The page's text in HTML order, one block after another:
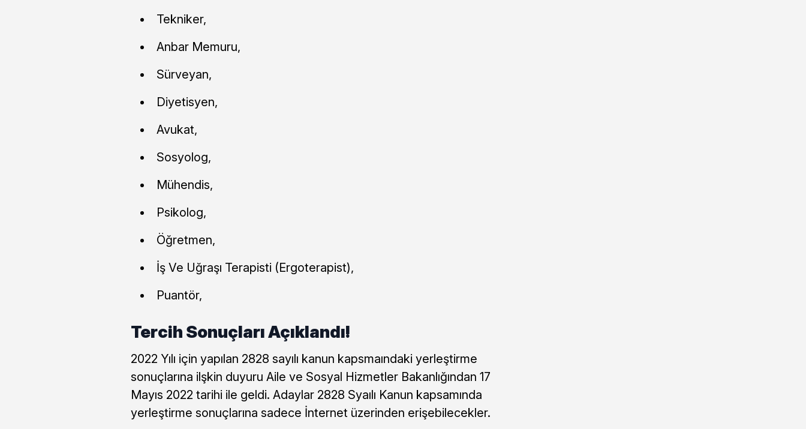
Tekniker,
Anbar Memuru,
Sürveyan,
Diyetisyen,
Avukat,
Sosyolog,
Mühendis,
Psikolog,
Öğretmen,
İş Ve Uğraşı Terapisti (Ergoterapist),
Puantör,
Tercih Sonuçları Açıklandı!
2022 Yılı için yapılan 2828 sayılı kanun kapsmaındaki yerleştirme
sonuçlarına ilşkin duyuru Aile ve Sosyal Hizmetler Bakanlığından 17
Mayıs 2022 tarihi ile geldi. Adaylar 2828 Syaılı Kanun kapsamında
yerleştirme sonuçlarına sadece İnternet üzerinden erişebilecekler.